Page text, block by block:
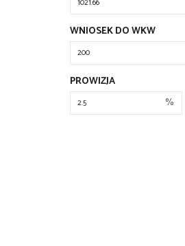
WNIOSEK DO WKW
PROWIZJA
%